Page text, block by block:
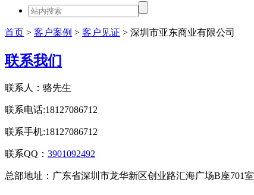
首页 > 客户案例 > 客户见证 > 深圳市亚东商业有限公司
联系我们
联系人：骆先生
联系电话:18127086712
联系手机:18127086712
联系QQ： 3901092492
总部地址：广东省深圳市龙华新区创业路汇海广场B座701室